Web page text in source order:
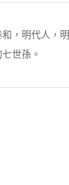
，明代人，
世孫。